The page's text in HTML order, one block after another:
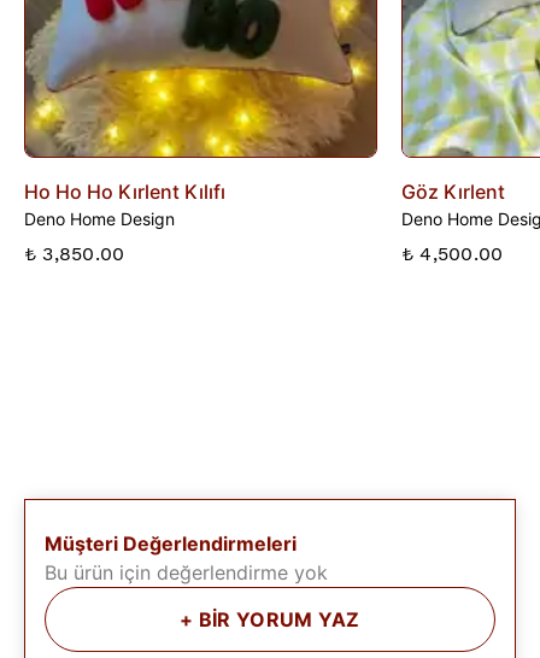
Ho Ho Ho Kırlent Kılıfı
Deno Home Design
₺ 3,850.00
Göz Kırlent
Deno Home
₺ 4,500.00
Müşteri Değerlendirmeleri
Bu ürün için değerlendirme yok
+ BİR YORUM YAZ